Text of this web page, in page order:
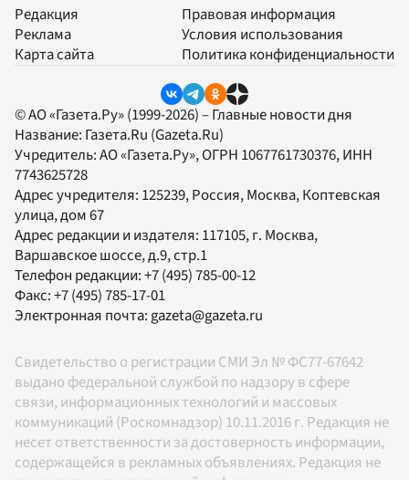
Редакция
Реклама
Карта сайта
Правовая информация
Условия использования
Политика конфиденциальности
© АО «Газета.Ру» (1999-2026) – Главные новости дня
Название: Газета.Ru (Gazeta.Ru)
Учредитель:АО «Газета.Ру», ОГРН 1067761730376, ИНН
7743625728
Адрес учредителя: 125239, Россия, Москва, Коптевская
улица, дом 67
Адрес редакции и издателя: 117105, г. Москва,
Варшавское шоссе, д.9, стр.1
Телефон редакции:+7 (495) 785-00-12
Факс:+7 (495) 785-17-01
Электронная почта:gazeta@gazeta.ru
Свидетельство о регистрации СМИ Эл № ФС77-67642
выдано федеральной службой по надзору в сфере
связи, информационных технологий и массовых
коммуникаций (Роскомнадзор) 10.11.2016 г. Редакция не
несет ответственности за достоверность информации,
содержащейся в рекламных объявлениях. Редакция не